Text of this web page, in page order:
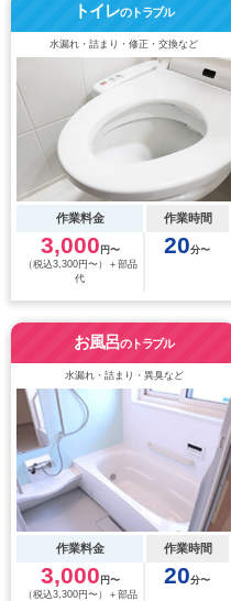
トイレのトラブル
水漏れ・詰まり・修正・交換など
作業料金 作業時間
3,000 円〜
（税込3,300円〜）＋部品
代
20分〜
お風呂のトラブル
水漏れ・詰まり・異臭など
作業料金 作業時間
3,000 円〜
（税込3,300円〜）＋部品
20分〜